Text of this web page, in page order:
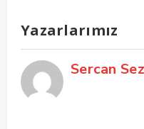
Yazarlarımız
Sercan